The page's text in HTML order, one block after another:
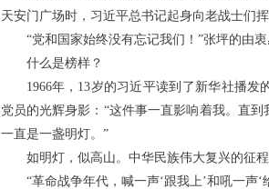
天安门广场时，习近平总书记起身向老战士们
“党和国家始终没有忘记我们！”张坪的由
什么是榜样？
1966年，13岁的习近平读到了新华社播
党员的光辉身影：“这件事一直影响着我。直
一直是一盏明灯。”
如明灯，似高山。中华民族伟大复兴的征
“革命战争年代，喊一声‘跟我上’和吼一声